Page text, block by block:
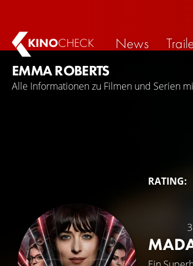
KINOCHECK News
EMMA ROBERTS
Alle Informationen zu Filmen und Serien
RATING: